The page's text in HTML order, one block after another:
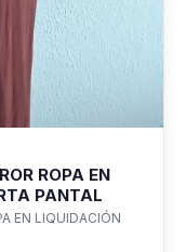
ROPA EN
PANTAL
EN LIQUIDACIÓN